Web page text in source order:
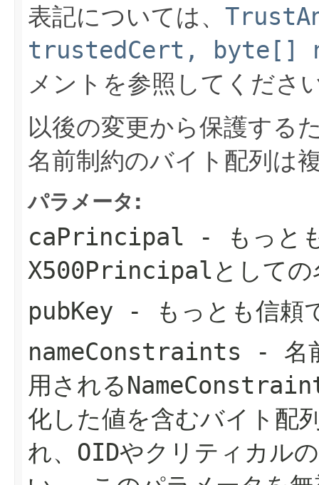
表記については、
trustedCert, byte[]
メントを参照してくださ
以後の変更から保護する
名前制約のバイト配列は
パラメータ:
caPrincipal - もっと
X500Principalとしての
pubKey - もっとも信頼
nameConstraints - 名
用される
化した値を含むバイト配
れ、OIDやクリティカル